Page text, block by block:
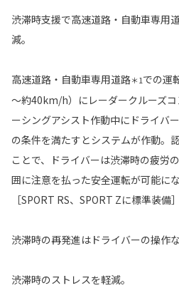
渋滞時支援で高速道路・自動車専用
減。
高速道路・自動車専用道路＊1での運
～約40km/h）にレーダークルーズ
ーシングアシスト作動中にドライバ
の条件を満たすとシステムが作動。
ことで、ドライバーは渋滞時の疲労
囲に注意を払った安全運転が可能にな
［SPORT RS、SPORT Zに標準装備］
渋滞時の再発進はドライバーの操作
渋滞時のストレスを軽減。